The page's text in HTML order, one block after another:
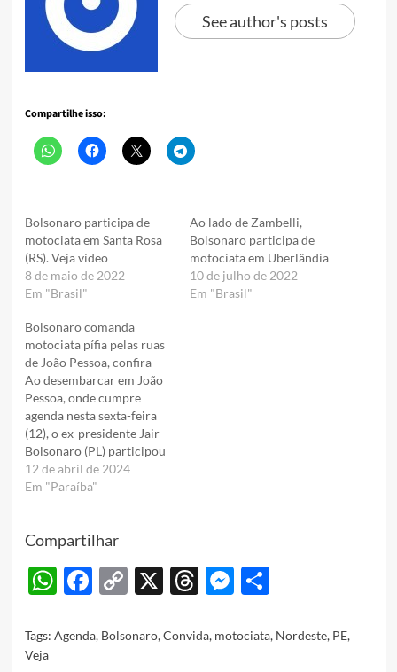
See author's posts
Compartilhe isso:
Bolsonaro participa de
motociata em Santa Rosa
(RS). Veja vídeo
8 de maio de 2022
Em "Brasil"
Ao lado de Zambelli,
Bolsonaro participa de
motociata em Uberlândia
10 de julho de 2022
Em "Brasil"
Bolsonaro comanda
motociata pífia pelas ruas
de João Pessoa, confira
Ao desembarcar em João
Pessoa, onde cumpre
agenda nesta sexta-feira
(12), o ex-presidente Jair
Bolsonaro (PL) participou
de um motociata pelas
ruas da Capital paraibana,
seguidores. Durante o
acompanhado do
deputado federal Cabo
ministro da
Saúde, Marcelo
Queiroga (PL), pré-
12 de abril de 2024
Em "Paraíba"
Compartilhar
WhatsApp
Facebook
Copy
X Threads
Messenger
Share
Tags: Agenda, Bolsonaro,Convida, motociata, Nordeste, PE,
Veja